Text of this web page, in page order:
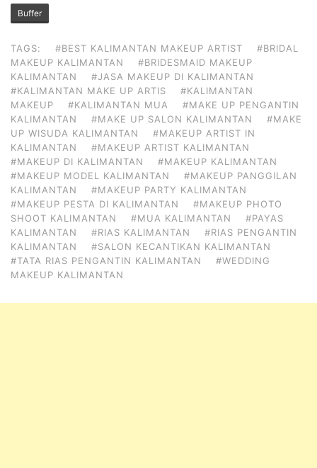
Buffer
TAGS: #BEST KALIMANTAN MAKEUP ARTIST
#BRIDAL
MAKEUP KALIMANTAN
#BRIDESMAID MAKEUP
KALIMANTAN
#JASA MAKEUP DI KALIMANTAN
#KALIMANTAN MAKE UP ARTIS
#KALIMANTAN
MAKEUP
#KALIMANTAN MUA
#MAKE UP PENGANTIN
KALIMANTAN
#MAKE UP SALON KALIMANTAN
#MAKE
UP WISUDA KALIMANTAN
#MAKEUP ARTIST IN
KALIMANTAN
#MAKEUP ARTIST KALIMANTAN
#MAKEUP DI KALIMANTAN
#MAKEUP KALIMANTAN
#MAKEUP MODEL KALIMANTAN
#MAKEUP PANGGILAN
KALIMANTAN
#MAKEUP PARTY KALIMANTAN
#MAKEUP PESTA DI KALIMANTAN
#MAKEUP PHOTO
SHOOT KALIMANTAN
#MUA KALIMANTAN
#PAYAS
KALIMANTAN
#RIAS KALIMANTAN
#RIAS PENGANTIN
KALIMANTAN
#SALON KECANTIKAN KALIMANTAN
#TATA RIAS PENGANTIN KALIMANTAN
#WEDDING
MAKEUP KALIMANTAN